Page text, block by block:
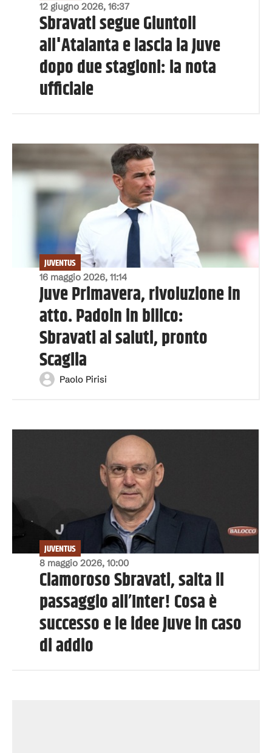
12 giugno 2026, 16:37
Sbravati segue Giuntoli
all'Atalanta e lascia la Juve
dopo due stagioni: la nota
ufficiale
16 maggio 2026, 11:14
JUVENTUS
Juve Primavera, rivoluzione in
atto. Padoin in bilico:
Sbravati ai saluti, pronto
Scaglia
Paolo Pirisi
8 maggio 2026, 10:00
JUVENTUS
Clamoroso Sbravati, salta il
passaggio all’Inter! Cosa è
successo e le idee Juve in caso
di addio